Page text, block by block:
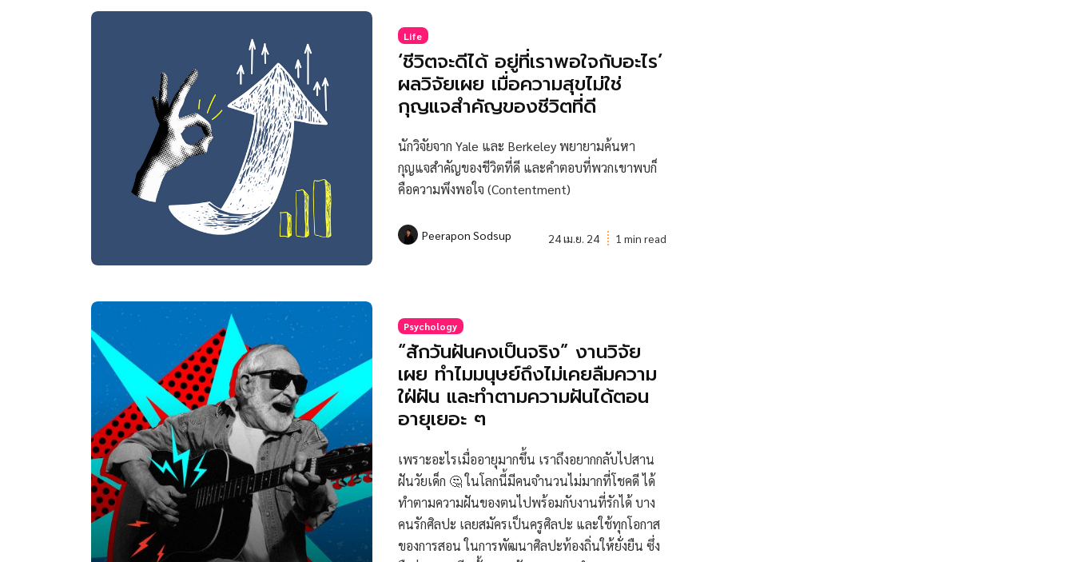
Life
‘ชีวิตจะดีได้ อยู่ที่เราพอใจกับอะไร’
ผลวิจัยเผย เมื่อความสุขไม่ใช่
กุญแจสำคัญของชีวิตที่ดี
นักวิจัยจาก Yale และ Berkeley พยายามค้นหา
กุญแจสำคัญของชีวิตที่ดี และคำตอบที่พวกเขาพบก็
คือความพึงพอใจ (Contentment)
Peerapon Sodsup 24 เม.ย. 24 1 min read
Psychology
“สักวันฝันคงเป็นจริง” งานวิจัย
เผย ทำไมมนุษย์ถึงไม่เคยลืมความ
ใฝ่ฝัน และทำตามความฝันได้ตอน
อายุเยอะ ๆ
เพราะอะไรเมื่ออายุมากขึ้น เราถึงอยากกลับไปสาน
ฝันวัยเด็ก 🤔 ในโลกนี้มีคนจำนวนไม่มากที่โชคดี ได้
ทำตามความฝันของตนไปพร้อมกับงานที่รักได้ บาง
คนรักศิลปะ เลยสมัครเป็นครูศิลปะ และใช้ทุกโอกาส
ของการสอน ในการพัฒนาศิลปะท้องถิ่นให้ยั่งยืน ซึ่ง